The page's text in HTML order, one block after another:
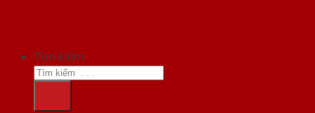
Tìm kiếm: